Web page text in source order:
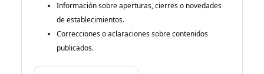
Información sobre aperturas, cierres o novedades
de establecimientos.
Correcciones o aclaraciones sobre contenidos
publicados.